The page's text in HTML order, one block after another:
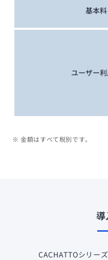
基本料
ユーザー
※ 金額はすべて税別です。
導
CACHATTOシリー